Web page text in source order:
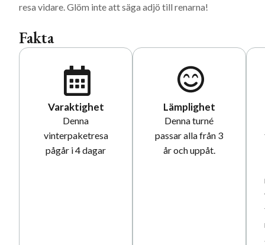
resa vidare. Glöm inte att säga adjö till renarna!
Fakta
Varaktighet
Denna
vinterpaketresa
pågår i 4 dagar
Lämplighet
Denna turné
passar alla från 3
år och uppåt.